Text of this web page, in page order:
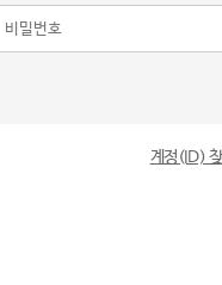
계정(ID)